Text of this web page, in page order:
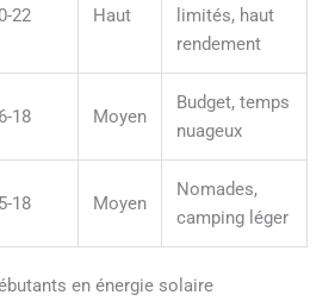
22 Haut
limités, haut
rendement
18 Moyen
Budget, temps
nuageux
18 Moyen
Nomades,
camping léger
en énergie solaire